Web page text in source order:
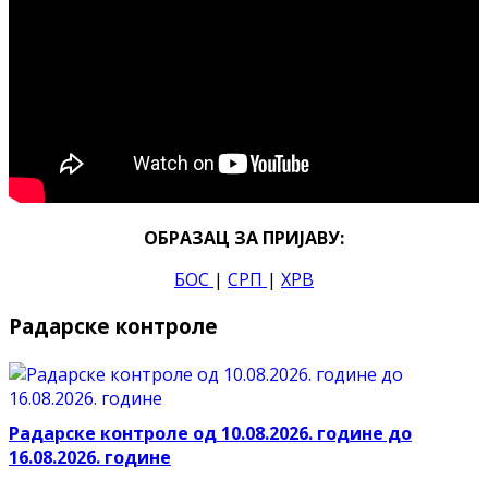
ОБРАЗАЦ ЗА ПРИЈАВУ:
БОС | СРП | ХРВ
Радарске контроле
Радарске контроле од 10.08.2026. године до
16.08.2026. године